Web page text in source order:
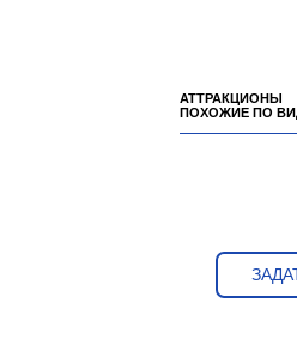
АТТРАКЦИОНЫ
ПОХОЖИЕ ПО